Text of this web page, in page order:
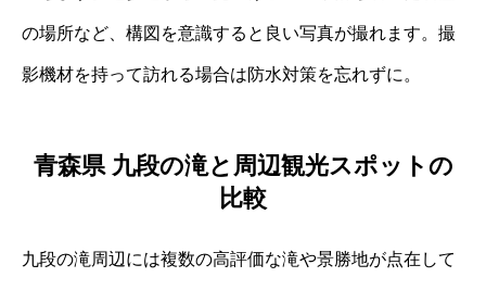
の場所など、構図を意識すると良い写真が撮れます。撮
影機材を持って訪れる場合は防水対策を忘れずに。
青森県 九段の滝と周辺観光スポットの
比較
九段の滝周辺には複数の高評価な滝や景勝地が点在して